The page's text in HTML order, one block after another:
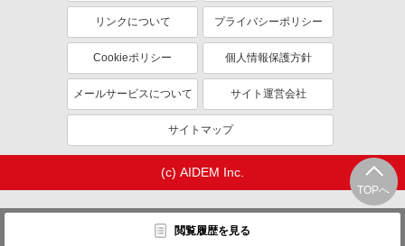
TOPへ
閲覧履歴を見る
リンクについて プライバシーポリシー
Cookieポリシー 個人情報保護方針
メールサービスについて サイト運営会社
サイトマップ
(c) AIDEM Inc.